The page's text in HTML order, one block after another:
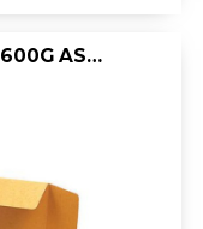
ELASTOMAP EXACOMPTA 3-FL 600G ASS/PK25